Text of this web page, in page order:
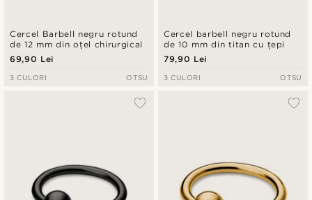
Cercel Barbell negru rotund
de 12 mm din oțel chirurgical
69,90 Lei
3 CULORI OTSU
Cercel barbell negru rotund
de 10 mm din titan cu țepi
79,90 Lei
3 CULORI OTSU